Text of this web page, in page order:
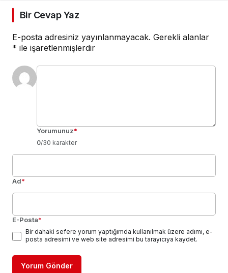
Bir Cevap Yaz
E-posta adresiniz yayınlanmayacak. Gerekli alanlar
* ile işaretlenmişlerdir
Yorumunuz*
0/30 karakter
Ad*
E-Posta*
Bir dahaki sefere yorum yaptığımda kullanılmak üzere adımı, e-
posta adresimi ve web site adresimi bu tarayıcıya kaydet.
Yorum Gönder